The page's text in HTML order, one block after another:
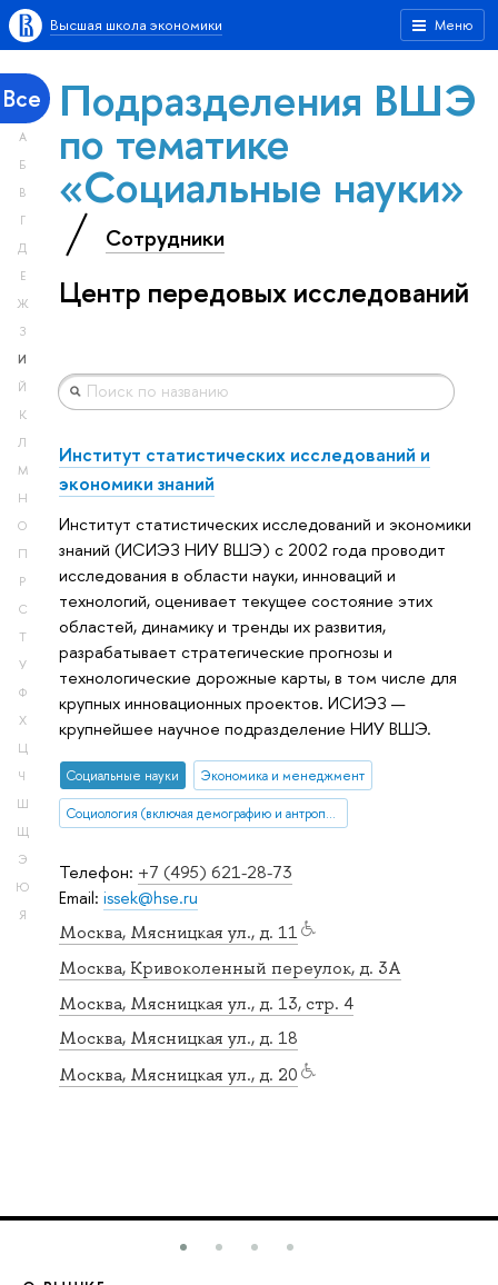
Меню
Высшая школа экономики
Все
А
Б
В
Г
Д
Е
Ж
З
И
Й
К
Л
М
Н
О
П
Р
С
Т
У
Ф
Х
Ц
Ч
Ш
Щ
Э
Ю
Я
Подразделения ВШЭ
по тематике
«Социальные науки»
Сотрудники
Центр передовых исследований
Телефон: +7 (495) 621-28-73
Email: issek@hse.ru
Москва, Мясницкая ул., д. 11
Москва, Кривоколенный переулок, д. 3А
Москва, Мясницкая ул., д. 13, стр. 4
Москва, Мясницкая ул., д. 18
Москва, Мясницкая ул., д. 20
Институт статистических исследований и
экономики знаний
Институт статистических исследований и экономики
знаний (ИСИЭЗ НИУ ВШЭ) с 2002 года проводит
исследования в области науки, инноваций и
технологий, оценивает текущее состояние этих
областей, динамику и тренды их развития,
разрабатывает стратегические прогнозы и
технологические дорожные карты, в том числе для
крупных инновационных проектов. ИСИЭЗ —
крупнейшее научное подразделение НИУ ВШЭ.
Социальные науки Экономика и менеджмент
Социология (включая демографию и антропологию)